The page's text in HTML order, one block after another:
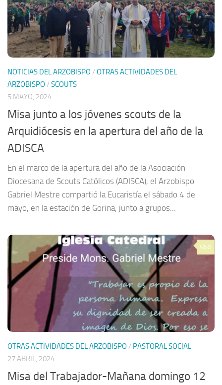
NOTICIAS DEL ARZOBISPO /OTRAS ACTIVIDADES DEL
ARZOBISPO /SCOUTS
5 MAYO, 2024
Misa junto a los jóvenes scouts de la
Arquidiócesis en la apertura del año de la
ADISCA
En el marco de la apertura del año de la Asociación
Diocesana de Scouts Católicos (ADISCA), el Arzobispo
Gabriel Mestre compartió la Eucaristía el sábado 4 de
mayo, en la estación de Gorina, junto a grupos...
0
OTRAS ACTIVIDADES DEL ARZOBISPO / PASTORAL SOCIAL
27 ABRIL, 2024
Misa del Trabajador-Mañana domingo 12